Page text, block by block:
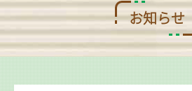
お問い合わせ
お知らせ